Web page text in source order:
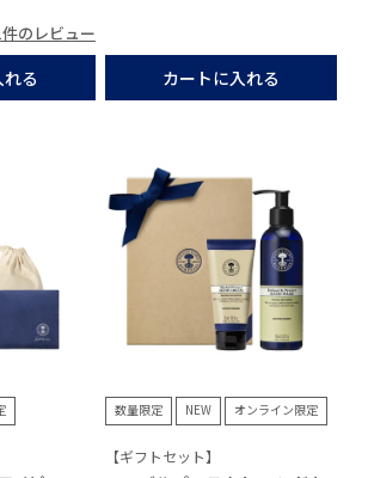
件のレビュー
る カートに入れる
数量限定 NEW オンライン限定
【ギフトセット】